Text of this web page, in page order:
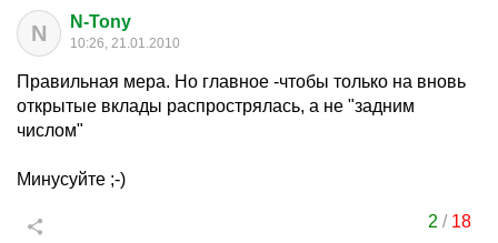
N N-Tony
10:26, 21.01.2010
Правильная мера. Но главное -чтобы только на вновь
открытые вклады распрострялась, а не "задним
числом"
Минусуйте ;-)
2 / 18